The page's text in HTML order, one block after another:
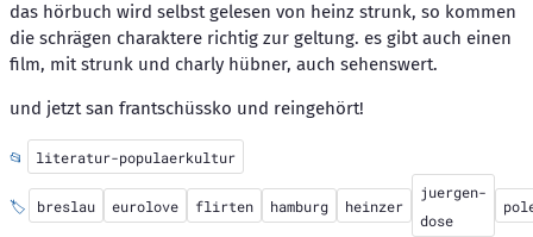
das hörbuch wird selbst gelesen von heinz strunk, so kommen
die schrägen charaktere richtig zur geltung. es gibt auch einen
film, mit strunk und charly hübner, auch sehenswert.
und jetzt san frantschüssko und reingehört!
📂 literatur-populaerkultur
🏷️ breslau eurolove flirten hamburg heinzer
juergen-
dose